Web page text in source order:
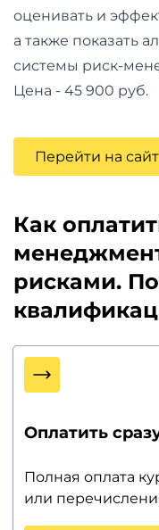
оценивать и
а также показать
системы риск-
Цена - 45 900 руб.
Перейти на
Как
рисками.
Оплатить
Полная оплата
или